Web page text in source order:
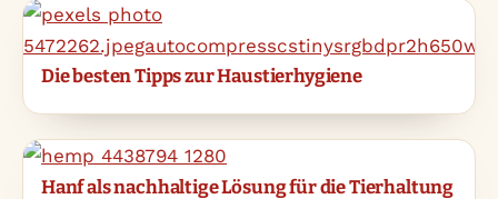
Die besten Tipps zur Haustierhygiene
Hanf als nachhaltige Lösung für die Tierhaltung